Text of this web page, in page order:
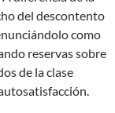
del descontento
como
reservas sobre
de la clase